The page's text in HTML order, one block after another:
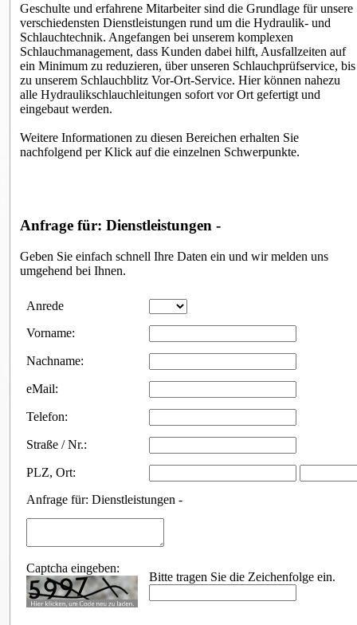
Geschulte und erfahrene Mitarbeiter sind die Grundlage für unsere
verschiedensten Dienstleistungen rund um die Hydraulik- und
Schlauchtechnik. Angefangen bei unserem komplexen
Schlauchmanagement, dass Kunden dabei hilft, Ausfallzeiten auf
ein Minimum zu reduzieren, über unseren Schlauchprüfservice, bis
zu unserem Schlauchblitz Vor-Ort-Service. Hier können nahezu
alle Hydraulikschlauchleitungen sofort vor Ort gefertigt und
eingebaut werden.
Weitere Informationen zu diesen Bereichen erhalten Sie
nachfolgend per Klick auf die einzelnen Schwerpunkte.
Anfrage für: Dienstleistungen -
Geben Sie einfach schnell Ihre Daten ein und wir melden uns
umgehend bei Ihnen.
Anrede
Vorname:
Nachname:
eMail:
Telefon:
Straße / Nr.:
PLZ,Ort:
Anfrage für: Dienstleistungen -
Captcha eingeben:
Bitte tragen Sie die Zeichenfolge ein.
Anfrageformular